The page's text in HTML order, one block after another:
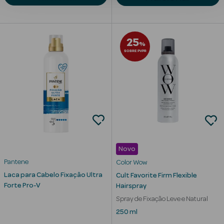
Corporais
Acessórios
Ver Tudo
Séruns Faciais
Pantene
Laca para Cabelo Fixação Ultra
Forte Pro-V
25%
SOBRE PVPR
Novo
Color Wow
Cult Favorite Firm Flexible
Hairspray
Spray de Fixação Leve e Natural
250 ml